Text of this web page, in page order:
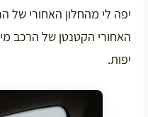
יפה לי מהחלון האחורי של
האחורי הקטנטן של הרכב
יפות.